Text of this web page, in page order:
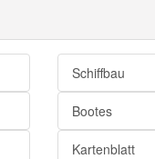
Schiffbau
Bootes
Kartenblatt